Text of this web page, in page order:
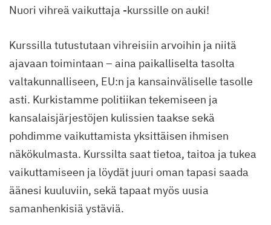
Nuori vihreä vaikuttaja -kurssille on auki!
Kurssilla tutustutaan vihreisiin arvoihin ja niitä
ajavaan toimintaan – aina paikalliselta tasolta
valtakunnalliseen, EU:n ja kansainväliselle tasolle
asti. Kurkistamme politiikan tekemiseen ja
kansalaisjärjestöjen kulissien taakse sekä
pohdimme vaikuttamista yksittäisen ihmisen
näkökulmasta. Kurssilta saat tietoa, taitoa ja tukea
vaikuttamiseen ja löydät juuri oman tapasi saada
äänesi kuuluviin, sekä tapaat myös uusia
samanhenkisiä ystäviä.